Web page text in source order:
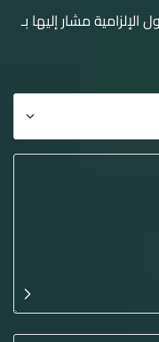
الإلزامية مشار إليها بـ